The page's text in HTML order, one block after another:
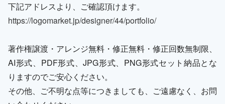
下記アドレスより、ご確認頂けます。
https://logomarket.jp/designer/44/portfolio/
著作権譲渡・アレンジ無料・修正無料・修正回数無制限、
AI形式、PDF形式、JPG形式、PNG形式セット納品とな
りますのでご安心ください。
その他、ご不明な点等につきましても、ご遠慮なく、お問